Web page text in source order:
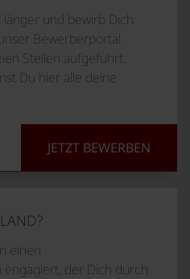
und bewirb Dich
Bewerberportal.
Stellen aufgeführt.
Du hier alle deine
JETZT BEWERBEN
einen
engagiert, der Dich durch